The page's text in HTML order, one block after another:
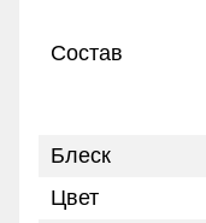
Состав
Блеск
Цвет